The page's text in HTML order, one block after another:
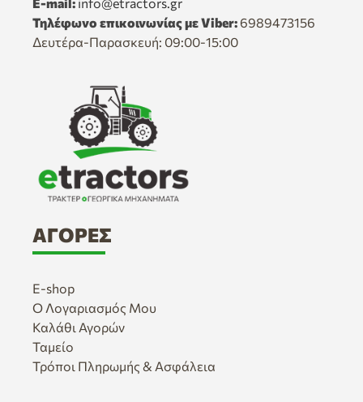
Τηλέφωνο επικοινωνίας με Viber: 6989473156
Δευτέρα-Παρασκευή: 09:00-15:00
ΑΓΟΡΈΣ
E-shop
Ο Λογαριασμός Μου
Καλάθι Αγορών
Ταμείο
Τρόποι Πληρωμής & Ασφάλεια